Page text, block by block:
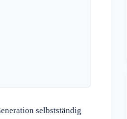
selbstständig